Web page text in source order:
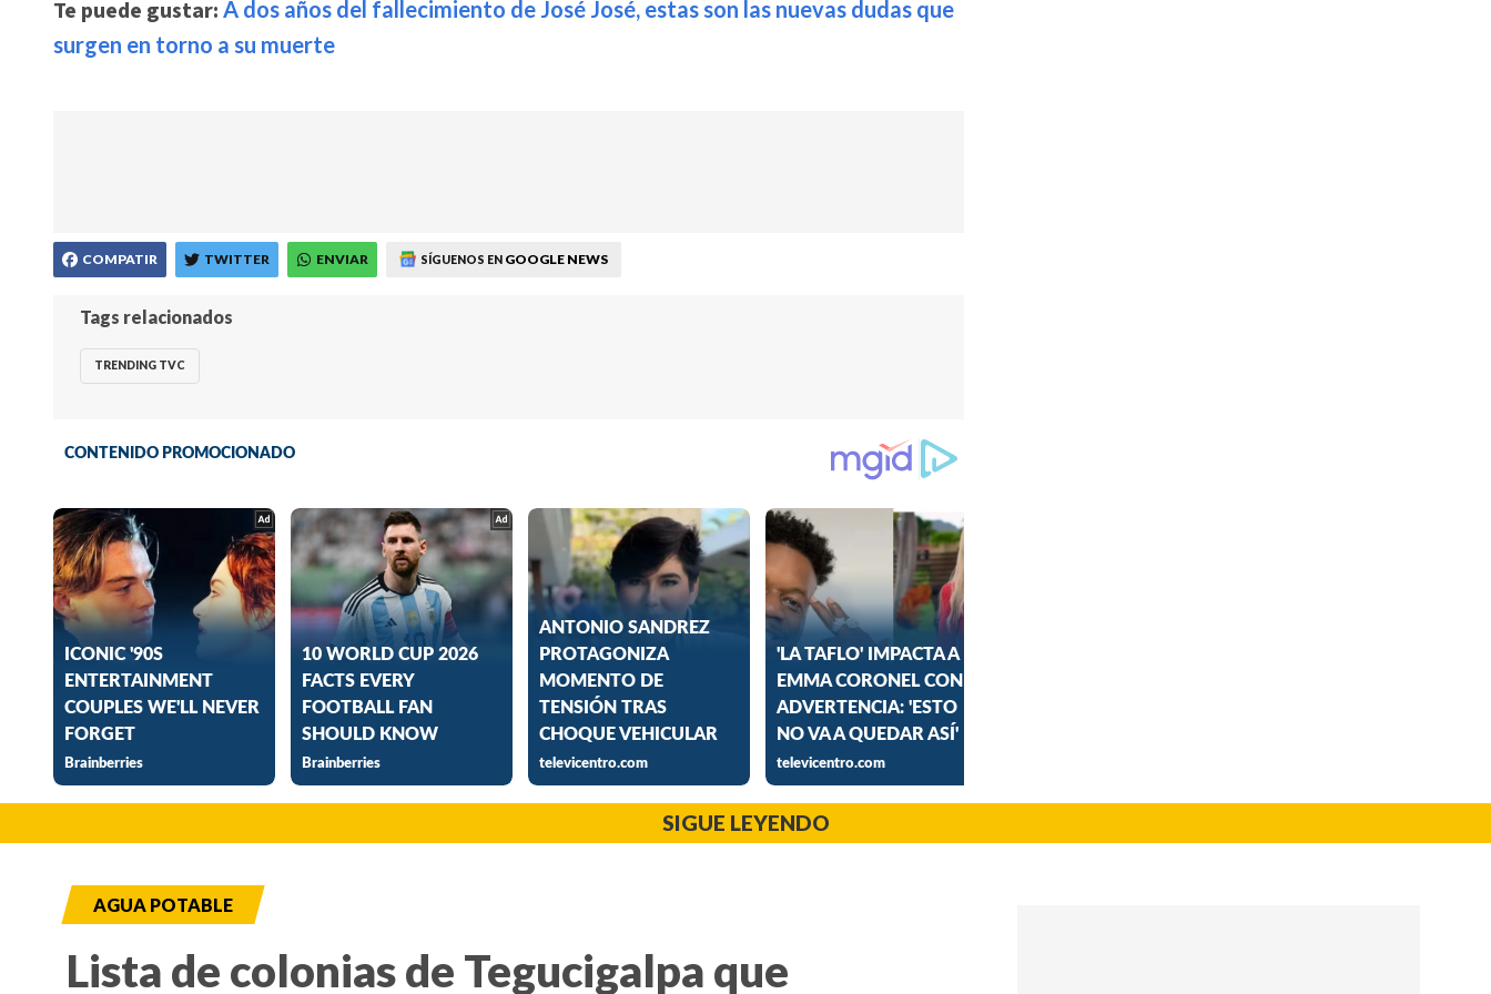
Te puede gustar: A dos años del fallecimiento de José José, estas son las nuevas dudas que
surgen en torno a su muerte
COMPATIR TWITTER ENVIAR SÍGUENOS EN GOOGLE NEWS
Tags relacionados
TRENDING TVC
SIGUE LEYENDO
AGUA POTABLE
Lista de colonias de Tegucigalpa que